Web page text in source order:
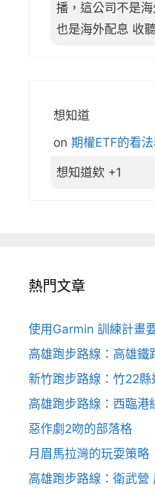
播，這公司不是
也是海外配息 收
想知道
on 期權ETF的看
想知道欸 +1
熱門文章
使用Garmin 訓練計畫
高雄跑步路線：高雄
新竹跑步路線：竹22縣
高雄跑步路線：西臨港
惡作劇2吻的部落格
月眉馬拉灣的玩耍策略
高雄跑步路線：衛武營